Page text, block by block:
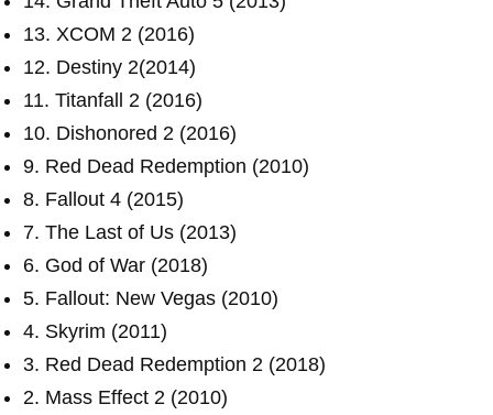
13. XCOM 2 (2016)
12. Destiny 2(2014)
11. Titanfall 2 (2016)
10. Dishonored 2 (2016)
9. Red Dead Redemption (2010)
8. Fallout 4 (2015)
7. The Last of Us (2013)
6. God of War (2018)
5. Fallout: New Vegas (2010)
4. Skyrim (2011)
3. Red Dead Redemption 2 (2018)
2. Mass Effect 2 (2010)